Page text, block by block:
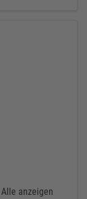
Alle anzeigen